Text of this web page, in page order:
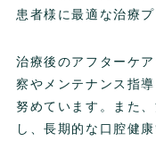
患者様に最適な治療
治療後のアフターケ
察やメンテナンス指
努めています。また
し、長期的な口腔健